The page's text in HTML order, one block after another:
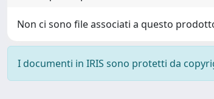
Non ci sono file associati a questo
I documenti in IRIS sono protetti da